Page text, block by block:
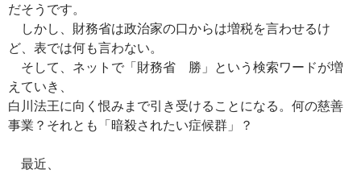
だそうです。
しかし、財務省は政治家の口からは増税を言わせるけ
ど、表では何も言わない。
そして、ネットで「財務省 勝」という検索ワードが増
えていき、
白川法王に向く恨みまで引き受けることになる。何の慈善
事業？それとも「暗殺されたい症候群」？
最近、